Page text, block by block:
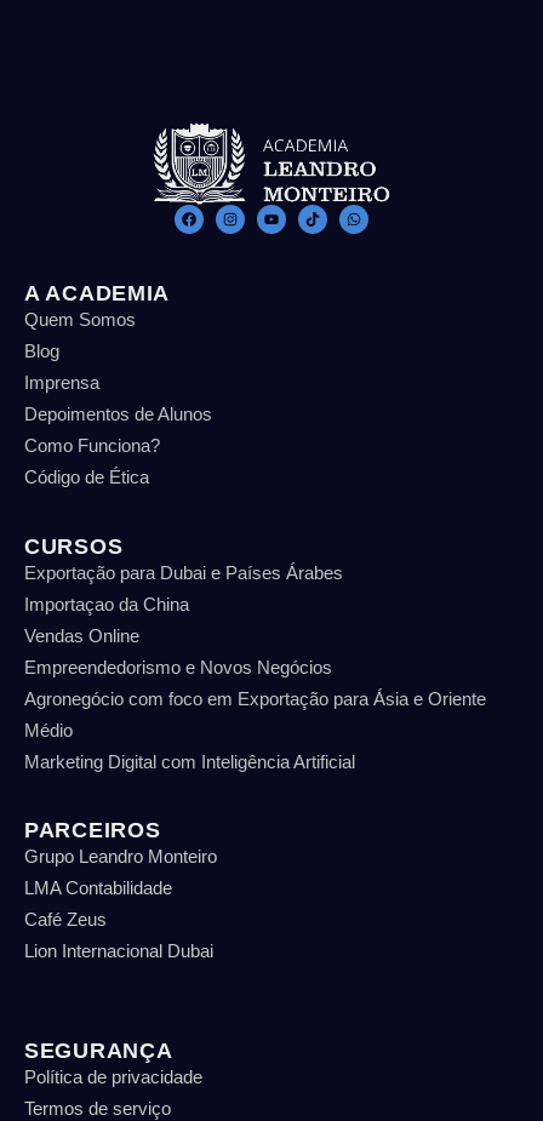
A ACADEMIA
Quem Somos
Blog
Imprensa
Depoimentos de Alunos
Como Funciona?
Código de Ética
CURSOS
Exportação para Dubai e Países Árabes
Importaçao da China
Vendas Online
Empreendedorismo e Novos Negócios
Agronegócio com foco em Exportação para Ásia e Oriente
Médio
Marketing Digital com Inteligência Artificial
PARCEIROS
Grupo Leandro Monteiro
LMA Contabilidade
Café Zeus
Lion Internacional Dubai
SEGURANÇA
Política de privacidade
Termos de serviço